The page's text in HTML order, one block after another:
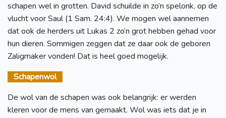
schapen wel in grotten. David schuilde in zo’n spelonk, op de
vlucht voor Saul (1 Sam. 24:4). We mogen wel aannemen
dat ook de herders uit Lukas 2 zo’n grot hebben gehad voor
hun dieren. Sommigen zeggen dat ze daar ook de geboren
Zaligmaker vonden! Dat is heel goed mogelijk.
Schapenwol
De wol van de schapen was ook belangrijk: er werden
kleren voor de mens van gemaakt. Wol was iets dat je in